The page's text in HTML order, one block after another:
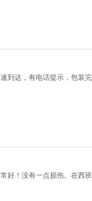
到达，有电话提示，包装完
好！没有一点损伤。在西